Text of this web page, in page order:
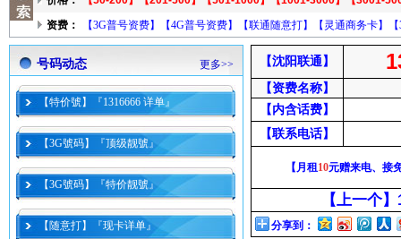
资费：
【3G普号资费】 【4G普号资费】 【联通随意打】 【灵通商务卡】
号码动态 更多>>
【特价號】『1316666 详单』
【3G號码】『顶级靓號』
【3G號码】『特价靓號』
【随意打】『现卡详单』
【沈阳联通】
【资费名称】
【内含话费】
【联系电话】
【月租10元赠来电、接
【上一个】
分享到：